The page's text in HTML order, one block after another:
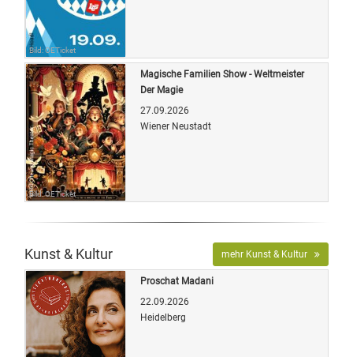
Bild: OETicket
Bild: OETicket
Magische Familien Show - Weltmeister
Der Magie
27.09.2026
Wiener Neustadt
Kunst & Kultur mehr Kunst & Kultur
Proschat Madani
22.09.2026
Heidelberg